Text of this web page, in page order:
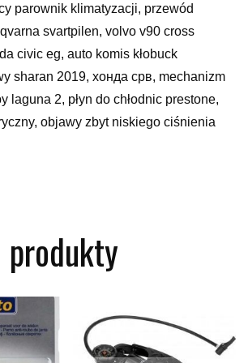
parownik klimatyzacji, przewód
svartpilen, volvo v90 cross
civic eg, auto komis kłobuck
sharan 2019, хонда срв, mechanizm
laguna 2, płyn do chłodnic prestone,
objawy zbyt niskiego ciśnienia
produkty